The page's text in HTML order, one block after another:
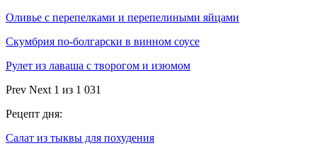
Оливье с перепелками и перепелиными яйцами
Скумбрия по-болгарски в винном соусе
Рулет из лаваша с творогом и изюмом
Prev Next 1 из 1 031
Рецепт дня:
Салат из тыквы для похудения